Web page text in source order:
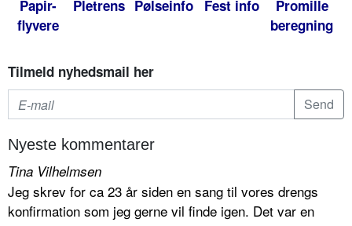
Papir-
flyvere
Pletrens Pølseinfo Fest info
Promille
beregning
Tilmeld nyhedsmail her
Nyeste kommentarer
Tina Vilhelmsen
Jeg skrev for ca 23 år siden en sang til vores drengs
konfirmation som jeg gerne vil finde igen. Det var en